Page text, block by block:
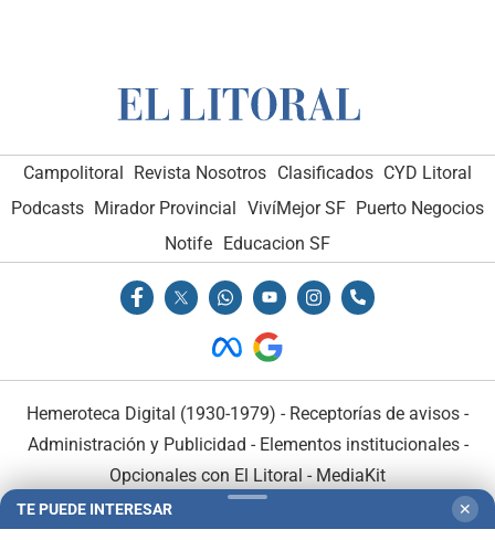
Campolitoral Revista Nosotros Clasificados CYD Litoral
Podcasts Mirador Provincial VivíMejor SF Puerto Negocios
Notife Educacion SF
Hemeroteca Digital (1930-1979) - Receptorías de avisos -
Administración y Publicidad - Elementos institucionales-
Opcionales con El Litoral - MediaKit
TE PUEDE INTERESAR ✕